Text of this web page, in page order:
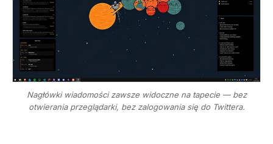
Nagłówki wiadomości zawsze widoczne na tapecie — bez
otwierania przeglądarki, bez zalogowania się do Twittera.